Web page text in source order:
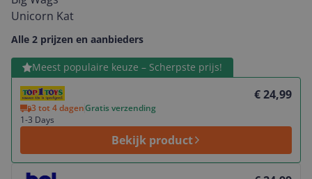
Alle 2 prijzen en aanbieders
Meest populaire keuze – Scherpste prijs!
€ 24,99
3 tot 4 dagenGratis verzending
1-3 Days
Bekijk product
Bekijk product
Bekijk product